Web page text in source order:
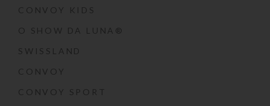
CONVOY KIDS
O SHOW DA LUNA®
SWISSLAND
CONVOY
CONVOY SPORT